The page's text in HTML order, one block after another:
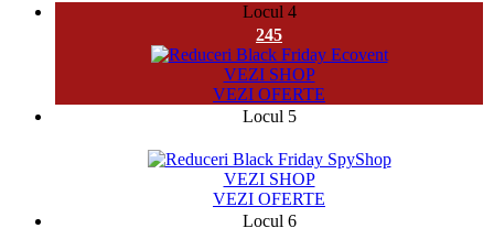
Locul 4
245
VEZI SHOP
VEZI OFERTE
Locul 5
VEZI SHOP
VEZI OFERTE
Locul 6